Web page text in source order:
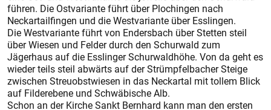
führen. Die Ostvariante führt über Plochingen nach
Neckartailfingen und die Westvariante über Esslingen.
Die Westvariante führt von Endersbach über Stetten steil
über Wiesen und Felder durch den Schurwald zum
Jägerhaus auf die Esslinger Schurwaldhöhe. Von da geht es
wieder teils steil abwärts auf der Strümpfelbacher Steige
zwischen Streuobstwiesen in das Neckartal mit tollem Blick
auf Filderebene und Schwäbische Alb.
Schon an der Kirche Sankt Bernhard kann man den ersten